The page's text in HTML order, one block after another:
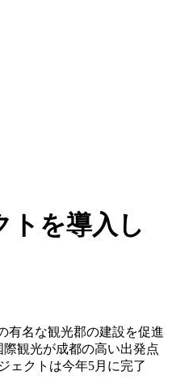
トを導入し
有名な観光郡の建設を促進
観光が成都の高い出発点
ェクトは今年5月に完了